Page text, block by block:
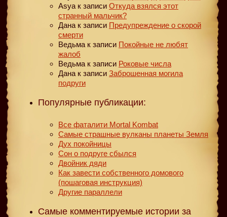
Asya к записи Откуда взялся этот
странный мальчик?
Дана к записи Предупреждение о скорой
смерти
Ведьма к записи Покойные не любят
жалоб
Ведьма к записи Роковые числа
Дана к записи Заброшенная могила
подруги
Популярные публикации:
Все фаталити Mortal Kombat
Самые страшные вулканы планеты Земля
Дух покойницы
Сон о подруге сбылся
Двойник дяди
Как завести собственного домового
(пошаговая инструкция)
Другие параллели
Самые комментируемые истории за